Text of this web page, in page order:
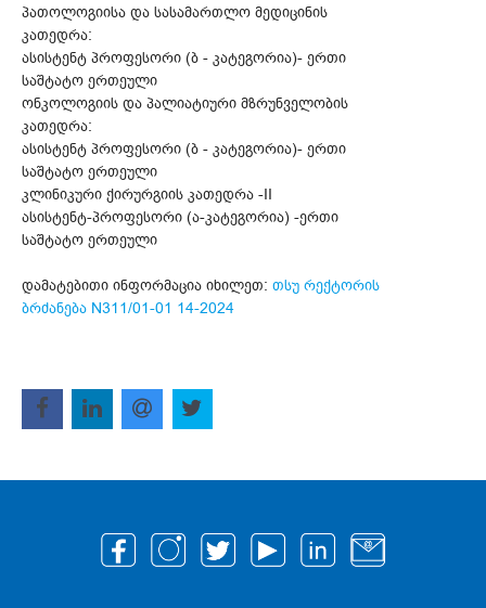
პათოლოგიისა და სასამართლო მედიცინის
კათედრა:
ასისტენტ პროფესორი (ბ - კატეგორია)- ერთი
საშტატო ერთეული
ონკოლოგიის და პალიატიური მზრუნველობის
კათედრა:
ასისტენტ პროფესორი (ბ - კატეგორია)- ერთი
საშტატო ერთეული
კლინიკური ქირურგიის კათედრა -II
ასისტენტ-პროფესორი (ა-კატეგორია) -ერთი
საშტატო ერთეული
დამატებითი ინფორმაცია იხილეთ: თსუ რექტორის
ბრძანება N311/01-01 14-2024